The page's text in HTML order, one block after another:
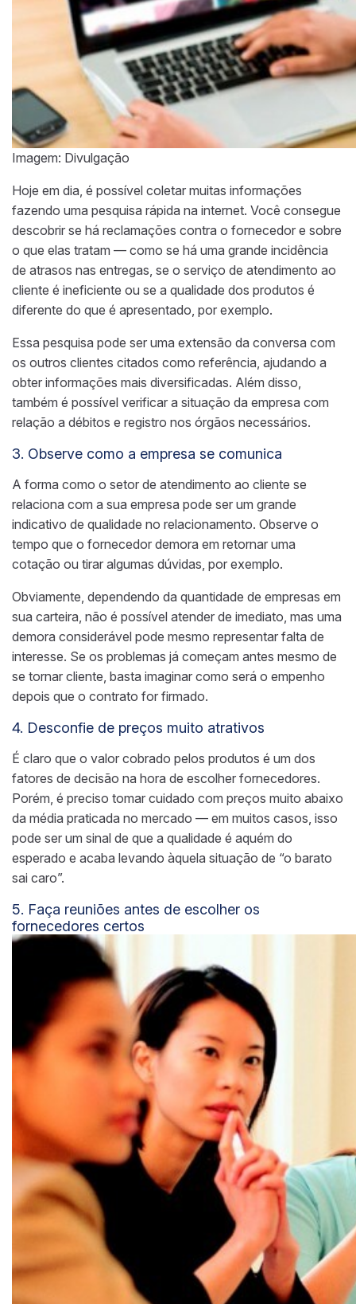
Imagem: Divulgação
Hoje em dia, é possível coletar muitas informações
fazendo uma pesquisa rápida na internet. Você consegue
descobrir se há reclamações contra o fornecedor e sobre
o que elas tratam — como se há uma grande incidência
de atrasos nas entregas, se o serviço de atendimento ao
cliente é ineficiente ou se a qualidade dos produtos é
diferente do que é apresentado, por exemplo.
Essa pesquisa pode ser uma extensão da conversa com
os outros clientes citados como referência, ajudando a
obter informações mais diversificadas. Além disso,
também é possível verificar a situação da empresa com
relação a débitos e registro nos órgãos necessários.
3. Observe como a empresa se comunica
A forma como o setor de atendimento ao cliente se
relaciona com a sua empresa pode ser um grande
indicativo de qualidade no relacionamento. Observe o
tempo que o fornecedor demora em retornar uma
cotação ou tirar algumas dúvidas, por exemplo.
Obviamente, dependendo da quantidade de empresas em
sua carteira, não é possível atender de imediato, mas uma
demora considerável pode mesmo representar falta de
interesse. Se os problemas já começam antes mesmo de
se tornar cliente, basta imaginar como será o empenho
depois que o contrato for firmado.
4. Desconfie de preços muito atrativos
É claro que o valor cobrado pelos produtos é um dos
fatores de decisão na hora de escolher fornecedores.
Porém, é preciso tomar cuidado com preços muito abaixo
da média praticada no mercado — em muitos casos, isso
pode ser um sinal de que a qualidade é aquém do
esperado e acaba levando àquela situação de “o barato
sai caro”.
5. Faça reuniões antes de escolher os
fornecedores certos